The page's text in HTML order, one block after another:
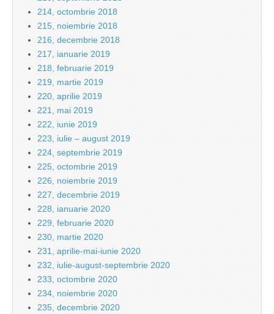
214, octombrie 2018
215, noiembrie 2018
216, decembrie 2018
217, ianuarie 2019
218, februarie 2019
219, martie 2019
220, aprilie 2019
221, mai 2019
222, iunie 2019
223, iulie – august 2019
224, septembrie 2019
225, octombrie 2019
226, noiembrie 2019
227, decembrie 2019
228, ianuarie 2020
229, februarie 2020
230, martie 2020
231, aprilie-mai-iunie 2020
232, iulie-august-septembrie 2020
233, octombrie 2020
234, noiembrie 2020
235, decembrie 2020